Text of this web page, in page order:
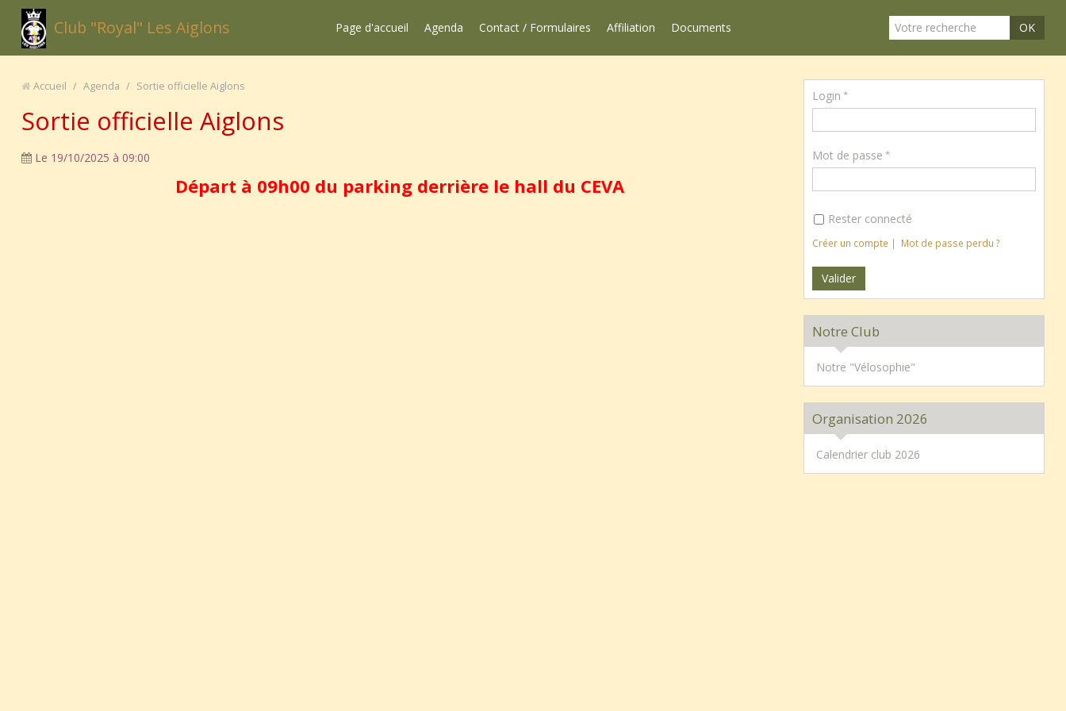
Club "Royal" Les Aiglons OK
Page d'accueil Agenda Contact / Formulaires Affiliation Documents
Accueil / Agenda / Sortie officielle Aiglons
Sortie officielle Aiglons
Le 19/10/2025 à 09:00
Départ à 09h00 du parking derrière le hall du CEVA
Login
Mot de passe
Rester connecté
Créer un compte | Mot de passe perdu ?
Notre Club
Notre "Vélosophie"
Organisation 2026
Calendrier club 2026